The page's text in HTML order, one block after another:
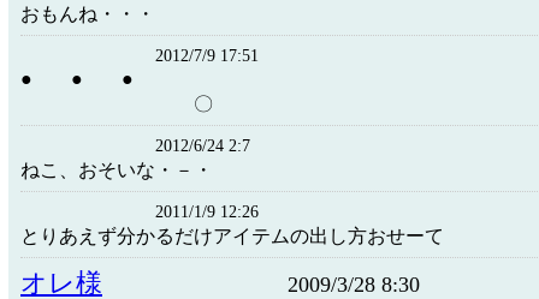
おもんね・・・
2012/7/9 17:51
● ● ●
〇
2012/6/24 2:7
ねこ、おそいな・－・
2011/1/9 12:26
とりあえず分かるだけアイテムの出し方おせーて
オレ様 2009/3/28 8:30